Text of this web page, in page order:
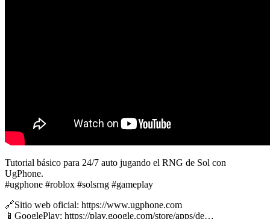
Tutorial básico para 24/7 auto jugando el RNG de Sol con
UgPhone.
#ugphone #roblox #solsrng #gameplay
🔗Sitio web oficial: https://www.ugphone.com
📱GooglePlay: https://play.google.com/store/apps/de…